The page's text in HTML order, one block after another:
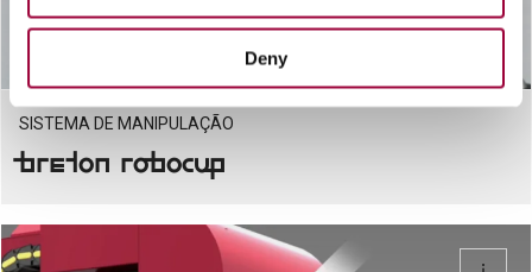
Deny
SISTEMA DE MANIPULAÇÃO
Breton Robocup